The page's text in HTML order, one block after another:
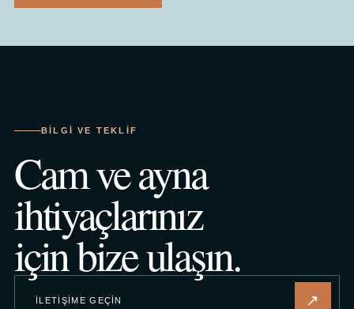
BILGI VE TEKLIF
Cam ve ayna
ihtiyaçlarınız
için bize ulaşın.
İLETIŞIME GEÇIN ↗